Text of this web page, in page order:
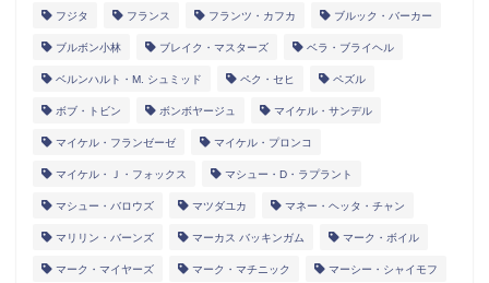
フジタ フランス フランツ・カフカ ブルック・バーカー
ブルボン小林 ブレイク・マスターズ ベラ・ブライヘル
ベルンハルト・M. シュミッド ペク・セヒ ペズル
ボブ・トビン ボンボヤージュ マイケル・サンデル
マイケル・フランゼーゼ マイケル・プロンコ
マイケル・Ｊ・フォックス マシュー・D・ラプラント
マシュー・バロウズ マツダユカ マネー・ヘッタ・チャン
マリリン・バーンズ マーカス バッキンガム マーク・ボイル
マーク・マイヤーズ マーク・マチニック マーシー・シャイモフ